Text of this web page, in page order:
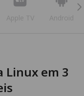
Apple TV Android
Linux em 3